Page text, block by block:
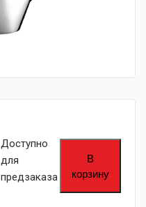
Доступно
для
предзаказа
В
корзину